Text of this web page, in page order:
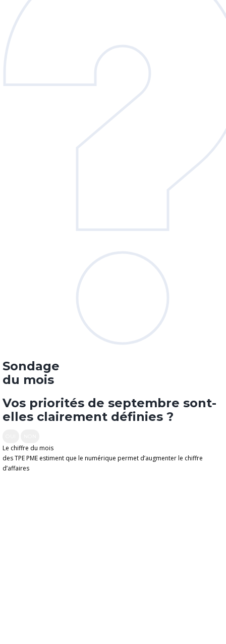
Sondage
du mois
Vos priorités de septembre sont-
elles clairement définies ?
Le chiffre du mois
des TPE PME estiment que le numérique permet d’augmenter le chiffre
d’affaires